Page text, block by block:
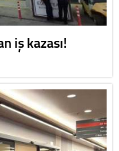
iş kazası!